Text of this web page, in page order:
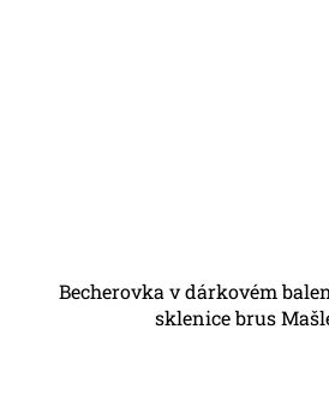
Becherovka v dárkovém
sklenice brus